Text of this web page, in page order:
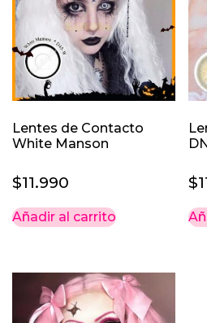
Lentes de Contacto
White Manson
$11.990
Añadir al carrito
$